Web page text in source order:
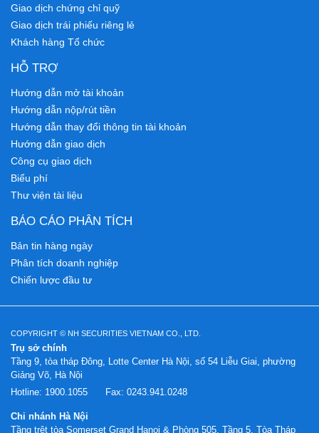
Giao dịch chứng chỉ quỹ
Giao dịch trái phiếu riêng lẻ
Khách hàng Tổ chức
HỖ TRỢ
Hướng dẫn mở tài khoản
Hướng dẫn nộp/rút tiền
Hướng dẫn thay đổi thông tin tài khoản
Hướng dẫn giao dịch
Công cụ giao dịch
Biểu phí
Thư viện tài liệu
BÁO CÁO PHÂN TÍCH
Bản tin hàng ngày
Phân tích doanh nghiệp
Chiến lược đầu tư
COPYRIGHT © NH SECURITIES VIETNAM CO., LTD.
Trụ sở chính
Tầng 9, tòa tháp Đông, Lotte Center Hà Nội, số 54 Liễu Giai, phường
Giảng Võ, Hà Nội
Hotline: 1900.1055 Fax: 0243.941.0248
Chi nhánh Hà Nội
Tầng trệt tòa Somerset Grand Hanoi & Phòng 505, Tầng 5, Tòa Tháp